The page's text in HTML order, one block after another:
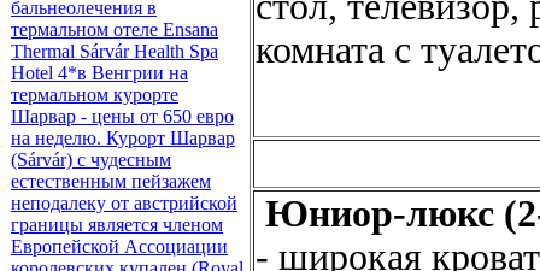
бальнеолечения в
термальном отеле Ensana
Thermal Sárvár Health Spa
Hotel 4*в Венгрии на
термальном курорте
Шарвар - цены от 650 евро
на неделю. Курорт Шарвар
(Sárvár) с чудесным
естественным пейзажем
неподалеку от австрийской
границы является членом
Европейской Ассоциации
комната с
Юниор-люкс
- широкая